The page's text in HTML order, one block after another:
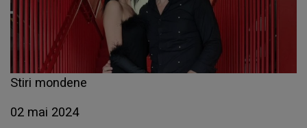
Stiri mondene
02 mai 2024